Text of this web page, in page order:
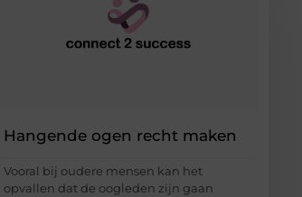
Hangende ogen recht maken
Vooral bij oudere mensen kan het
opvallen dat de oogleden zijn gaan